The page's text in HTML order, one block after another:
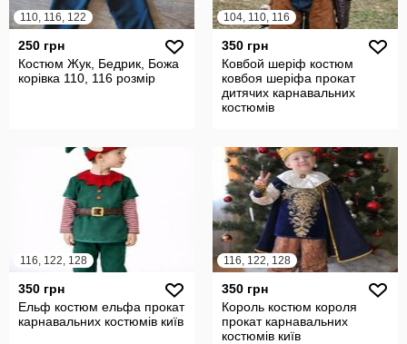
110, 116, 122
250 грн
Костюм Жук, Бедрик, Божа
корівка 110, 116 розмір
104, 110, 116
350 грн
Ковбой шеріф костюм
ковбоя шеріфа прокат
дитячих карнавальних
костюмів
116, 122, 128
350 грн
Ельф костюм ельфа прокат
карнавальних костюмів київ
116, 122, 128
350 грн
Король костюм короля
прокат карнавальних
костюмів київ